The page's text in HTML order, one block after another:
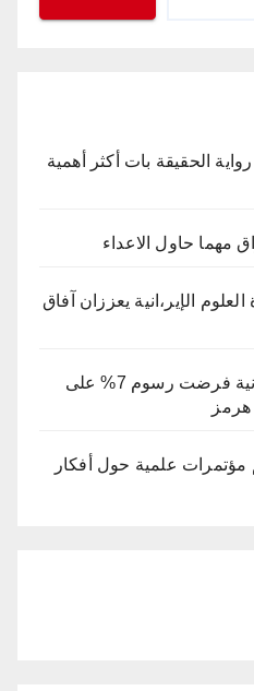
الحقيقة بات أكثر أهمية
مهما حاول الاعداء
الإير،انية يعززان آفاق
الجمهورية الإسلامية الإيرا، نية فرضت رسوم 7% على
مؤتمرات علمية حول أفكار